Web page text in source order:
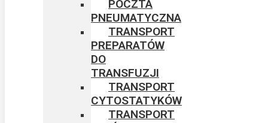
POCZTA
PNEUMATYCZNA
TRANSPORT
PREPARATÓW
DO
TRANSFUZJI
TRANSPORT
CYTOSTATYKÓW
TRANSPORT